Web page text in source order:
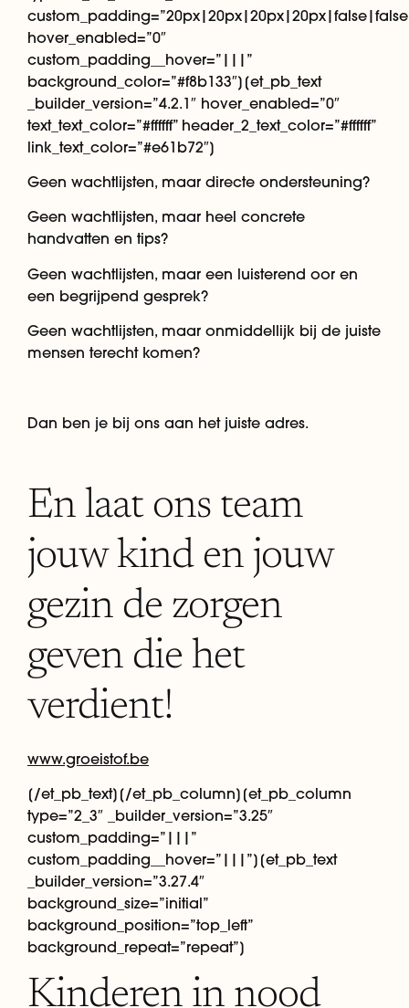
hover_enabled=”0″
custom_padding__hover=”|||”
background_color=”#f8b133″][et_pb_text
_builder_version=”4.2.1″ hover_enabled=”0″
text_text_color=”#ffffff” header_2_text_color=”#ffffff”
link_text_color=”#e61b72″]
Geen wachtlijsten, maar directe ondersteuning?
Geen wachtlijsten, maar heel concrete
handvatten en tips?
Geen wachtlijsten, maar een luisterend oor en
een begrijpend gesprek?
Geen wachtlijsten, maar onmiddellijk bij de juiste
mensen terecht komen?
Dan ben je bij ons aan het juiste adres.
En laat ons team
jouw kind en jouw
gezin de zorgen
geven die het
verdient!
www.groeistof.be
[/et_pb_text][/et_pb_column][et_pb_column
type=”2_3″ _builder_version=”3.25″
custom_padding=”|||”
custom_padding__hover=”|||”][et_pb_text
_builder_version=”3.27.4″
background_size=”initial”
background_position=”top_left”
background_repeat=”repeat”]
Kinderen in nood